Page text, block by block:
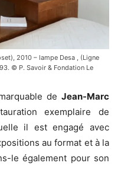
2010 – lampe Desa , (Ligne
© P. Savoir & Fondation Le
de Jean-Marc
exemplaire de
il est engagé avec
au format et à la
le également pour son